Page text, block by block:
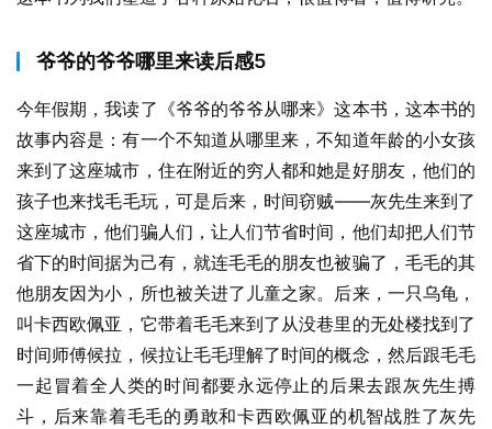
爷爷的爷爷哪里来读后感5
今年假期，我读了《爷爷的爷爷从哪来》这本书，这本书的
故事内容是：有一个不知道从哪里来，不知道年龄的小女孩
来到了这座城市，住在附近的穷人都和她是好朋友，他们的
孩子也来找毛毛玩，可是后来，时间窃贼——灰先生来到了
这座城市，他们骗人们，让人们节省时间，他们却把人们节
省下的时间据为己有，就连毛毛的朋友也被骗了，毛毛的其
他朋友因为小，所也被关进了儿童之家。后来，一只乌龟，
叫卡西欧佩亚，它带着毛毛来到了从没巷里的无处楼找到了
时间师傅候拉，候拉让毛毛理解了时间的概念，然后跟毛毛
一起冒着全人类的时间都要永远停止的后果去跟灰先生搏
斗，后来靠着毛毛的勇敢和卡西欧佩亚的机智战胜了灰先